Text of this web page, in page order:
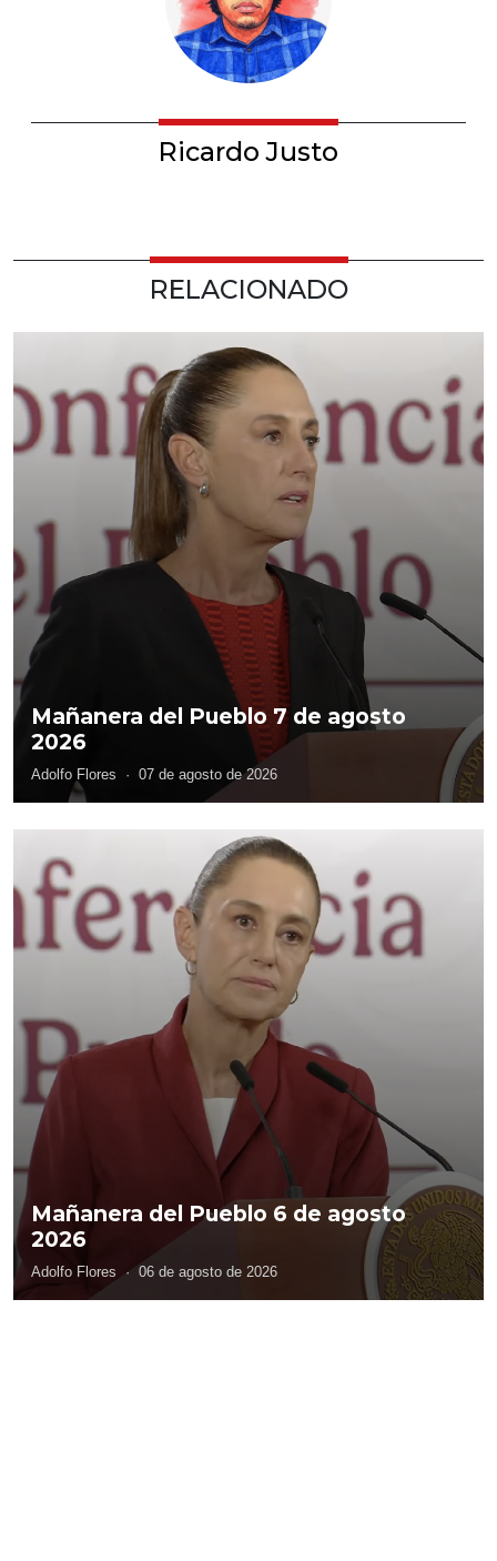
Ricardo Justo
RELACIONADO
Mañanera del Pueblo 7 de agosto
2026
Adolfo Flores · 07 de agosto de 2026
Mañanera del Pueblo 6 de agosto
2026
Adolfo Flores · 06 de agosto de 2026